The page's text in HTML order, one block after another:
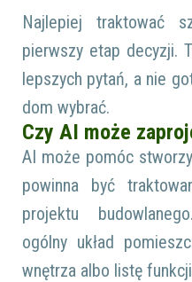
Najlepiej traktować
pierwszy etap decyzji.
lepszych pytań, a nie
dom wybrać.
Czy AI może
AI może pomóc
powinna być
projektu
ogólny układ
wnętrza albo listę